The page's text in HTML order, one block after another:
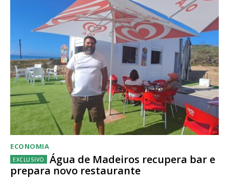
ECONOMIA
Água de Madeiros recupera bar e
prepara novo restaurante